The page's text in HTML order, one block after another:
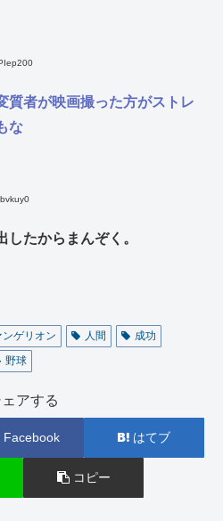
質者が映画撮った方がストレ
な
たからまんぞく。
ンゲリオン 人間
成功
野球
ェアする
Facebook はてブ
コピー